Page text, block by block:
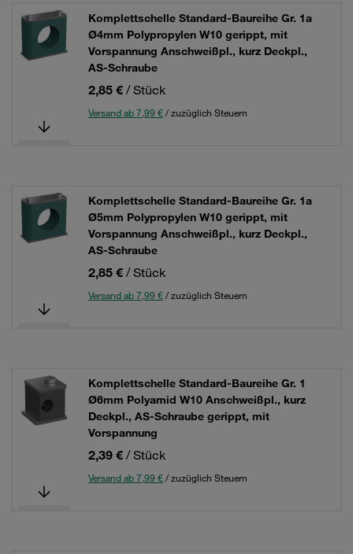
Komplettschelle Standard-Baureihe Gr. 1a
Ø4mm Polypropylen W10 gerippt, mit
Vorspannung Anschweißpl., kurz Deckpl.,
AS-Schraube
2,85 € / Stück
Versand ab 7,99 €/ zuzüglich Steuern
Komplettschelle Standard-Baureihe Gr. 1a
Ø5mm Polypropylen W10 gerippt, mit
Vorspannung Anschweißpl., kurz Deckpl.,
AS-Schraube
2,85 € / Stück
Versand ab 7,99 €/ zuzüglich Steuern
Komplettschelle Standard-Baureihe Gr. 1
Ø6mm Polyamid W10 Anschweißpl., kurz
Deckpl., AS-Schraube gerippt, mit
Vorspannung
2,39 € / Stück
Versand ab 7,99 €/ zuzüglich Steuern